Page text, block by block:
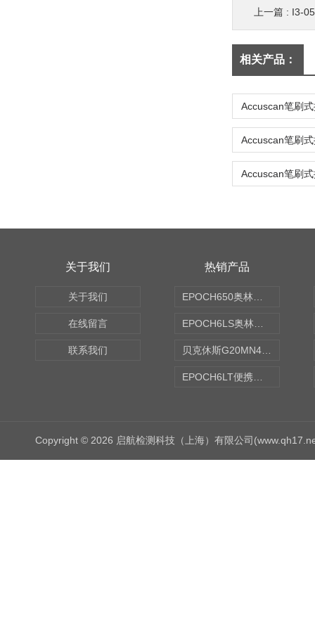
上一篇 : I3-
相关产品：
关于我们
关于我们
在线留言
联系我们
热销产品
Copyright © 2026 启航检测科技（上海）有限公司